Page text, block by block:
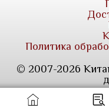
Политика
© 2007-2026